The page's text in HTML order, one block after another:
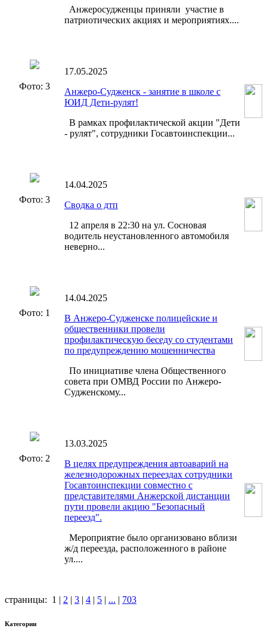
Анжеросудженцы приняли участие в
патриотических акциях и мероприятиях....
Фото: 3
17.05.2025
Анжеро-Судженск - занятие в школе с
ЮИД Дети-рулят!
В рамках профилактической акции "Дети
- рулят", сотрудники Госавтоинспекции...
Фото: 3
14.04.2025
Сводка о дтп
12 апреля в 22:30 на ул. Сосновая
водитель неустановленного автомобиля
неверно...
Фото: 1
14.04.2025
В Анжеро-Судженске полицейские и
общественники провели
профилактическую беседу со студентами
по предупреждению мошенничества
По инициативе члена Общественного
совета при ОМВД России по Анжеро-
Судженскому...
Фото: 2
13.03.2025
В целях предупреждения автоаварий на
железнодорожных переездах сотрудники
Госавтоинспекции совместно с
представителями Анжерской дистанции
пути провели акцию "Безопасный
переезд".
Мероприятие было организовано вблизи
ж/д переезда, расположенного в районе
ул....
страницы: 1 | 2 | 3 | 4 | 5 | ... | 703
Категории